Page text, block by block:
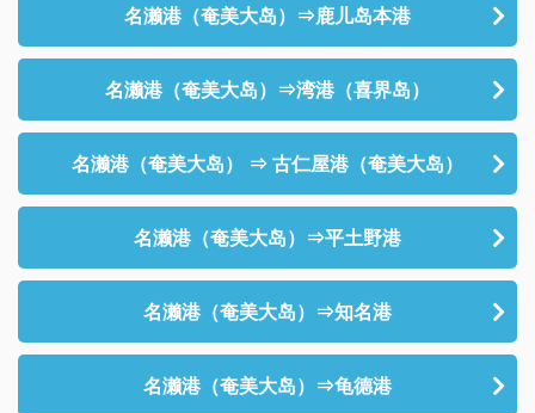
名濑港（奄美大岛）⇒鹿儿岛本港
名濑港（奄美大岛）⇒湾港（喜界岛）
名濑港（奄美大岛） ⇒ 古仁屋港（奄美大岛）
名濑港（奄美大岛）⇒平土野港
名濑港（奄美大岛）⇒知名港
名濑港（奄美大岛）⇒龟德港